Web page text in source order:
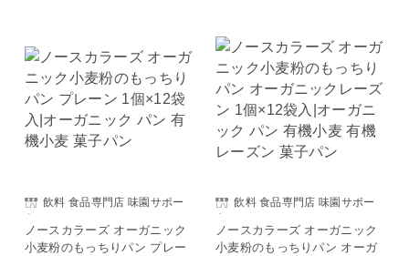
飲料 食品専門店 味園サポー
ト
ノースカラーズ オーガニック
小麦粉のもっちりパン プレー
飲料 食品専門店 味園サポー
ト
ノースカラーズ オーガニック
小麦粉のもっちりパン オーガ